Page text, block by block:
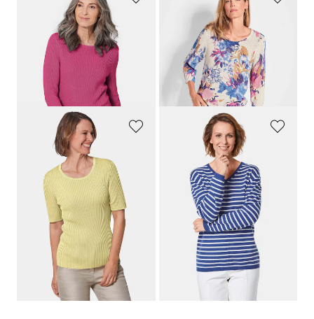
Flatteuze pullover van puur katoen
29,95 €89,95 €
+ 2
Laagste prijs van de afgelopen 30
dagen**: 39,95 €
(-25%)
Vrouwelijke gedessineerde pullover
119,95 €
Laagste prijs van de afgelopen 30
dagen**: 109,95 € (-18%)
GOLDNER
59,95 €69,95 €
Laagste prijs van de afgelopen 30
dagen**: 69,95 €
(-14%)
Pullover van kasjmier met V-hals
149,95 €
+ 7
Laagste prijs van de afgelopen 30
dagen**: 109,95 € (-9%)
1 2